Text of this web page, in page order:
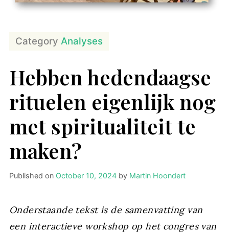
Category Analyses
Hebben hedendaagse
rituelen eigenlijk nog
met spiritualiteit te
maken?
Published on October 10, 2024by Martin Hoondert
Onderstaande tekst is de samenvatting van
een interactieve workshop op het congres van